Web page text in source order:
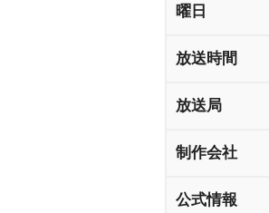
曜日
放送時間
放送局
制作会社
公式情報